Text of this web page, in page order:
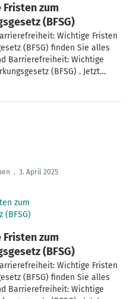
zum
(BFSG)
Wichtige Fristen
(BFSG) finden Sie alles
Barrierefreiheit: Wichtige
(BFSG) . Jetzt
. 3. April 2025
zum
(BFSG)
Wichtige Fristen
(BFSG) finden Sie alles
Barrierefreiheit: Wichtige